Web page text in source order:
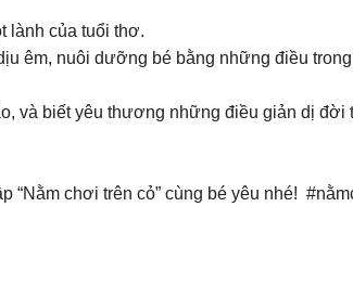
lành của tuổi thơ.
êm, nuôi dưỡng bé bằng những điều
và biết yêu thương những điều giản dị đời
“Nằm chơi trên cỏ” cùng bé yêu nhé!